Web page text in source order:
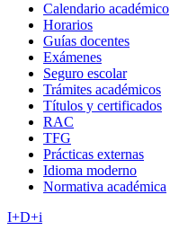
Calendario académico
Horarios
Guías docentes
Exámenes
Seguro escolar
Trámites académicos
Títulos y certificados
RAC
TFG
Prácticas externas
Idioma moderno
Normativa académica
I+D+i